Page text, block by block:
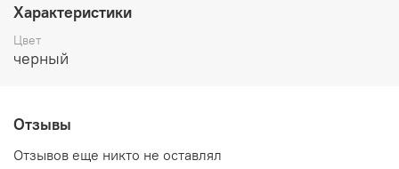
Характеристики
Цвет
черный
Отзывы
Отзывов еще никто не оставлял